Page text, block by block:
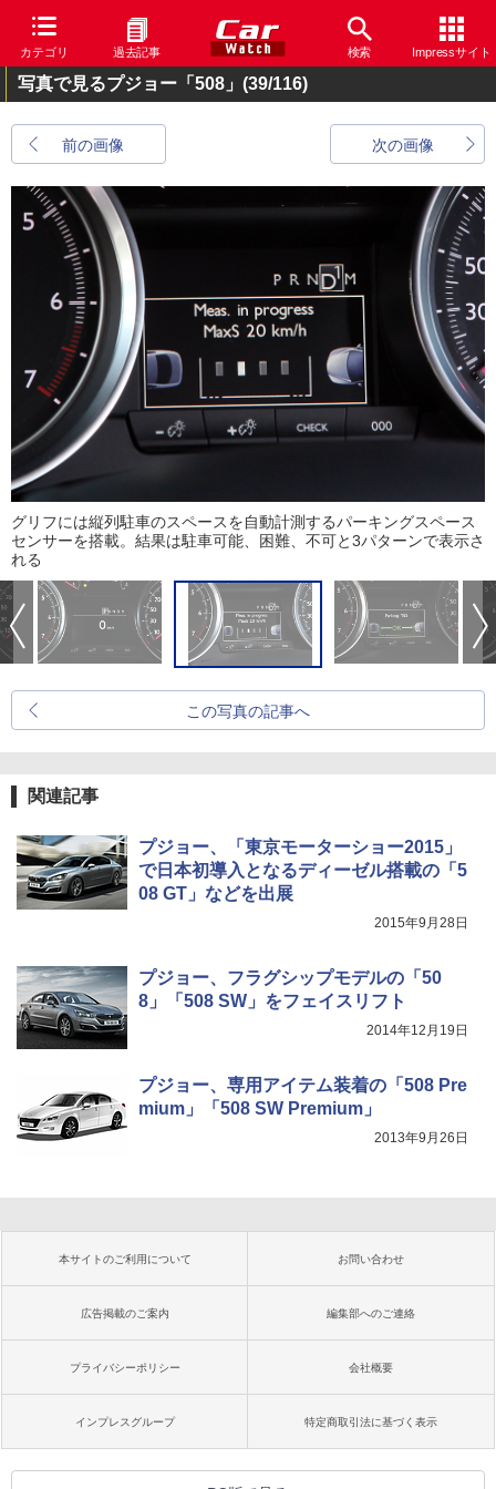
カテゴリ 過去記事 検索 Impressサイト
写真で見るプジョー「508」 (39/116)
前の画像 次の画像
グリフには縦列駐車のスペースを自動計測するパーキングスペース
センサーを搭載。結果は駐車可能、困難、不可と3パターンで表示さ
れる
この写真の記事へ
関連記事
プジョー、「東京モーターショー2015」
で日本初導入となるディーゼル搭載の「5
08 GT」などを出展
2015年9月28日
プジョー、フラグシップモデルの「50
8」「508 SW」をフェイスリフト
2014年12月19日
プジョー、専用アイテム装着の「508 Pre
mium」「508 SW Premium」
2013年9月26日
本サイトのご利用について お問い合わせ
広告掲載のご案内 編集部へのご連絡
プライバシーポリシー 会社概要
インプレスグループ 特定商取引法に基づく表示